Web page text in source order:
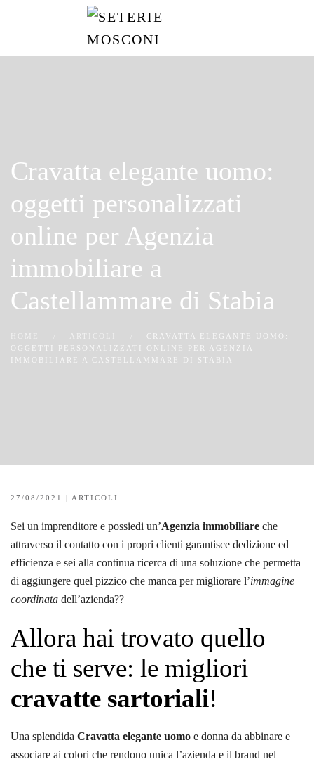
Cravatta elegante uomo:
oggetti personalizzati
online per Agenzia
immobiliare a
Castellammare di Stabia
HOME ARTICOLI
CRAVATTA ELEGANTE UOMO:
OGGETTI PERSONALIZZATI ONLINE PER AGENZIA
IMMOBILIARE A CASTELLAMMARE DI STABIA
27/08/2021 | ARTICOLI
Sei un imprenditore e possiedi un’Agenzia immobiliare che
attraverso il contatto con i propri clienti garantisce dedizione ed
efficienza e sei alla continua ricerca di una soluzione che permetta
di aggiungere quel pizzico che manca per migliorare l’immagine
coordinata dell’azienda??
Allora hai trovato quello
che ti serve: le migliori
cravatte sartoriali!
Una splendida Cravatta elegante uomo e donna da abbinare e
associare ai colori che rendono unica l’azienda e il brand nel